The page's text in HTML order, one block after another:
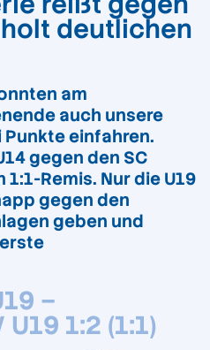
holt deutlichen
am
auch unsere
Punkte einfahren.
gegen den SC
Remis. Nur die U19
gegen den
geben und
–
1:2 (1:1)